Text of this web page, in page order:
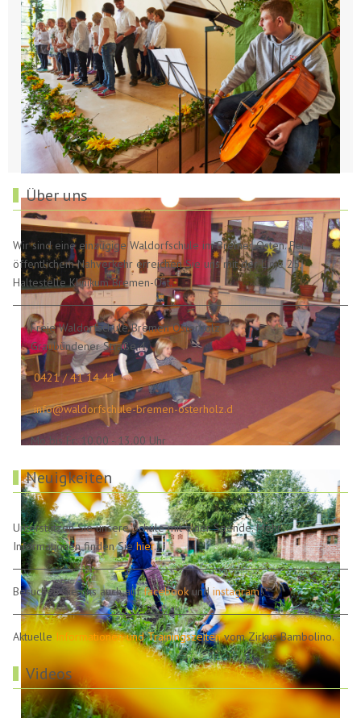
Über uns
Wir sind eine einzügige Waldorfschule im Bremer Osten. Per
öffentlichem Nahverkehr erreichen Sie uns mit der Linie 25,
Haltestelle Klinikum Bremen-Ost.
Freie Waldorfschule Bremen Osterholz
Graubündener Straße 4
0421 / 41 14 41
info@waldorfschule-bremen-osterholz.d
Mo bis Fr: 10.00 - 13.00 Uhr
Neuigkeiten
Unterstützen Sie unsere Schule mit einer Spende. Mehr
Informationen finden Siehier.
Besuchen Sie uns auch auffacebookundinstagram!
Aktuelle Informationen und Trainingszeitenvom Zirkus Bambolino.
Videos